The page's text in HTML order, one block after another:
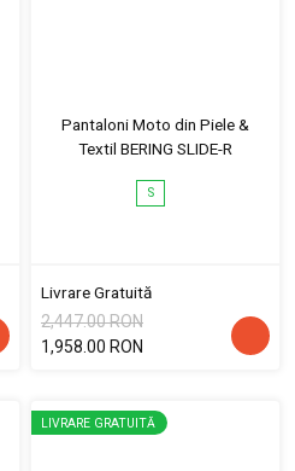
Pantaloni Moto din Piele &
Textil BERING SLIDE-R
S
Livrare Gratuită
2,447.00 RON
1,958.00 RON
LIVRARE GRATUITĂ